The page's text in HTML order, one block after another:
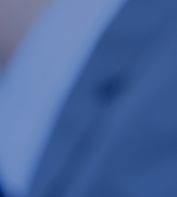
PLM
MPM
CLOUD
3D工具
能源电力
轨道交通
家用电器
船舶与海洋装备
汽车及零部件